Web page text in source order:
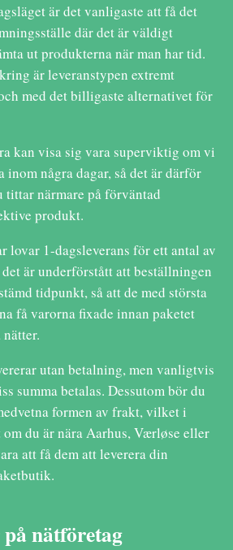
är det vanligaste att få det
där det är väldigt
ut produkterna när man har tid.
är leveranstypen extremt
med det billigaste alternativet för
kan visa sig vara superviktig om vi
inom några dagar, så det är därför
närmare på förväntad
produkt.
lovar 1-dagsleverans för ett antal av
är underförstått att beställningen
tidpunkt, så att de med största
få varorna fixade innan paketet
utan betalning, men vanligtvis
summa betalas. Dessutom bör du
formen av frakt, vilket i
du är nära Aarhus, Værløse eller
att få dem att leverera din
nätföretag